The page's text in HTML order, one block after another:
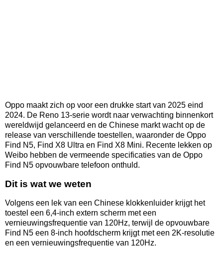
Oppo maakt zich op voor een drukke start van 2025 eind
2024. De Reno 13-serie wordt naar verwachting binnenkort
wereldwijd gelanceerd en de Chinese markt wacht op de
release van verschillende toestellen, waaronder de Oppo
Find N5, Find X8 Ultra en Find X8 Mini. Recente lekken op
Weibo hebben de vermeende specificaties van de Oppo
Find N5 opvouwbare telefoon onthuld.
Dit is wat we weten
Volgens een lek van een Chinese klokkenluider krijgt het
toestel een 6,4-inch extern scherm met een
vernieuwingsfrequentie van 120Hz, terwijl de opvouwbare
Find N5 een 8-inch hoofdscherm krijgt met een 2K-resolutie
en een vernieuwingsfrequentie van 120Hz.